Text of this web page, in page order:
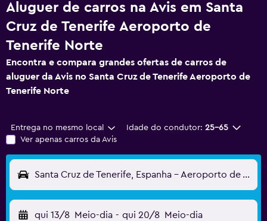
Aluguer de carros na Avis em Santa
Cruz de Tenerife Aeroporto de
Tenerife Norte
Encontra e compara grandes ofertas de carros de
aluguer da Avis no Santa Cruz de Tenerife Aeroporto de
Tenerife Norte
Entrega no mesmo local Idade do condutor: 25-65
Ver apenas carros da Avis
Santa Cruz de Tenerife, Espanha - Aeroporto de Tenerife Norte (TFN)
qui 13/8 Meio-dia - qui 20/8 Meio-dia